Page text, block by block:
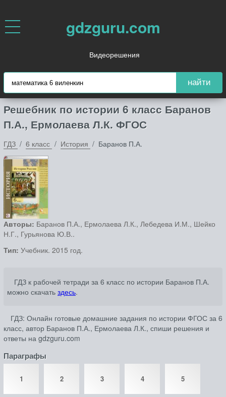
gdzguru.com
Видеорешения
найти
Решебник по истории 6 класс Баранов
П.А., Ермолаева Л.К. ФГОС
ГДЗ 6 класс История Баранов П.А.
Авторы: Баранов П.А., Ермолаева Л.К., Лебедева И.М., Шейко
Н.Г., Гурьянова Ю.В..
Тип: Учебник. 2015 год.
ГДЗ к рабочей тетради за 6 класс по истории Баранов П.А.
можно скачать здесь.
ГДЗ: Онлайн готовые домашние задания по истории ФГОС за 6
класс, автор Баранов П.А., Ермолаева Л.К., спиши решения и
ответы на gdzguru.com
Параграфы
1 2 3 4 5